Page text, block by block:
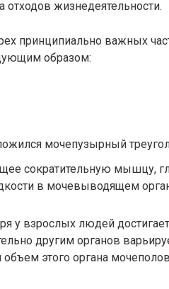
жизнедеятельности.
принципиально важных
образом:
мочепузырный
сократительную мышцу,
в мочевыводящем
у взрослых людей
другим органов
объем этого органа